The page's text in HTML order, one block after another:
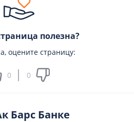
полезна?
оцените страницу:
0 0
Барс Банке